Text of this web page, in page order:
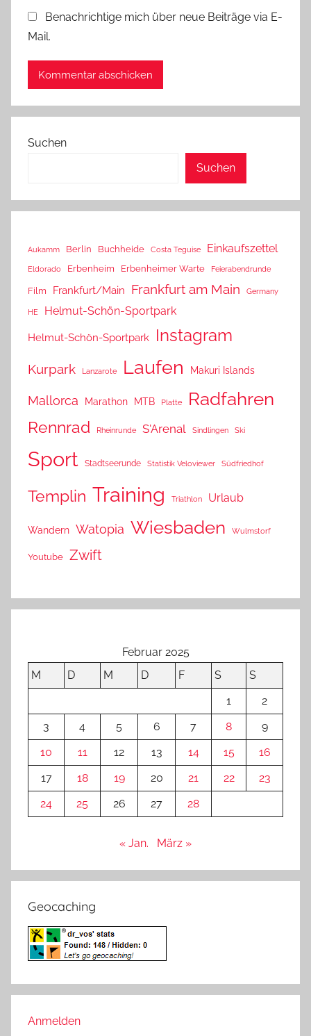
Benachrichtige mich über neue Beiträge via E-
Mail.
Suchen
Suchen
Aukamm Berlin Buchheide Costa Teguise Einkaufszettel
Eldorado Erbenheim Erbenheimer Warte Feierabendrunde
Film Frankfurt/Main Frankfurt am Main Germany
HE Helmut-Schön-Sportpark
Helmut-Schön-Sportpark Instagram
Kurpark Lanzarote Laufen Makuri Islands
Mallorca Marathon MTB Platte Radfahren
Rennrad Rheinrunde S'Arenal Sindlingen Ski
Sport Stadtseerunde Statistik Veloviewer Südfriedhof
Templin Training Triathlon Urlaub
Wandern Watopia Wiesbaden Wulmstorf
Youtube Zwift
Februar 2025
M
D M D F S
S
1
2
3
4 5 6 7 8
9
10
11 12 13 14 15
16
17
18 19 20 21 22
23
24
25 26 27 28
« Jan. März »
Geocaching
Anmelden